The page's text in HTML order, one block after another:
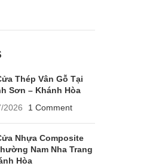
Thép Vân Gỗ Tại
Sơn – Khánh Hòa
2026
1 Comment
Nhựa Composite
Nam Nha Trang
Hòa